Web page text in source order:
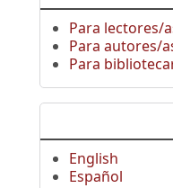
Para lectores/
Para autores/
Para
English
Español